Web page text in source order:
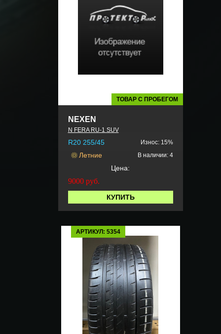
ТОВАР С ПРОБЕГОМ
NEXEN
N FERA RU-1 SUV
R20 255/45 Износ: 15%
Летние В наличии: 4
Цена:
9000 руб.
КУПИТЬ
АРТИКУЛ: 5354